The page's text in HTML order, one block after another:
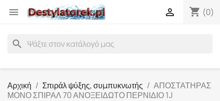
 shopping_cart (0)

search
Αρχική Σπιράλ ψύξης, συμπυκνωτής
ΑΠΟΣΤΑΤΗΡΑΣ
ΜΟΝΟ ΣΠΙΡΑΛ 70 ΑΝΟΞΕΙΔΩΤΟ ΠΕΡΝΙΔΙΟ 1J